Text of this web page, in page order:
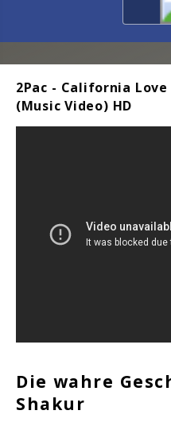
2Pac - California
(Music Video) HD
Die wahre
Shakur